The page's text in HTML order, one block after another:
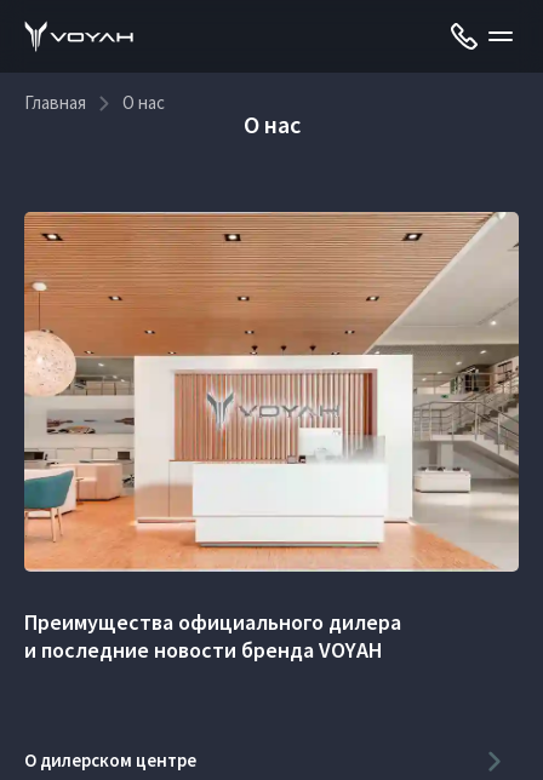
Главная О нас
О нас
Преимущества официального дилера
и последние новости бренда VOYAH
О дилерском центре